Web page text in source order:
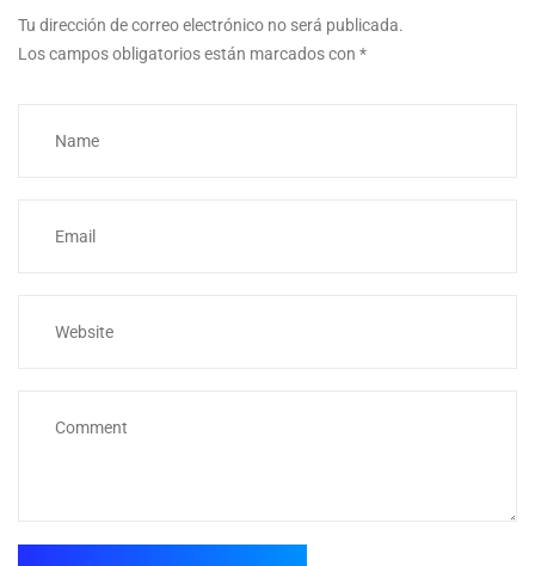
Tu dirección de correo electrónico no será publicada.
Los campos obligatorios están marcados con *